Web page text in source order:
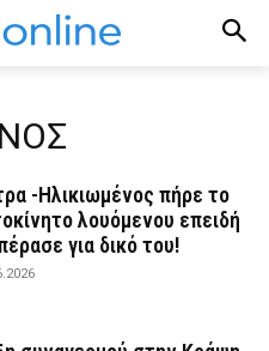
-Ηλικιωμένος πήρε το
λουόμενου επειδή
για δικό του!